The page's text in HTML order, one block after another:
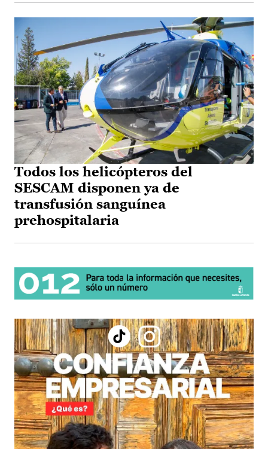
Todos los helicópteros del
SESCAM disponen ya de
transfusión sanguínea
prehospitalaria